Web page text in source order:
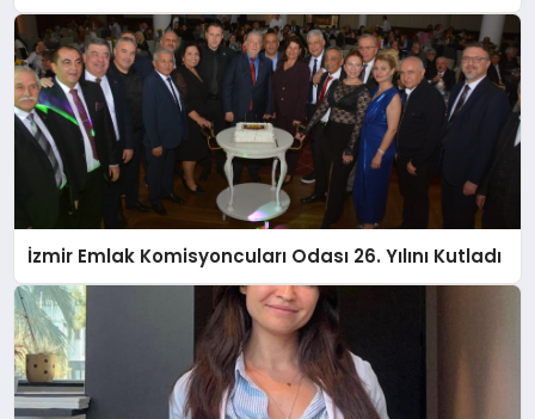
İzmir Emlak Komisyoncuları Odası 26. Yılını Kutladı